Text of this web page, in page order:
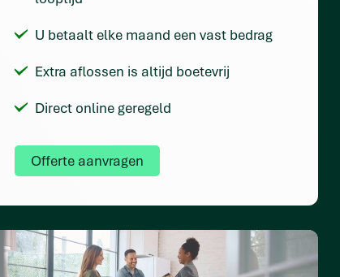
U betaalt elke maand een vast bedrag
Extra aflossen is altijd boetevrij
Direct online geregeld
Offerte aanvragen